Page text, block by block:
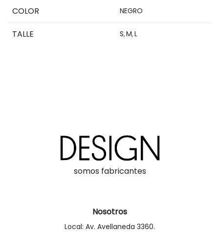
COLOR NEGRO
TALLE S,M,L
somos fabricantes
Nosotros
Local: Av. Avellaneda 3360.